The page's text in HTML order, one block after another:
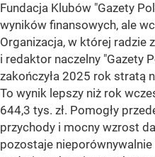
Fundacja Klubów "Gazety
wyników finansowych, ale
Organizacja, w której radzie
i redaktor naczelny "Gazety
zakończyła 2025 rok stratą
To wynik lepszy niż rok
644,3 tys. zł. Pomogły
przychody i mocny wzrost
pozostaje